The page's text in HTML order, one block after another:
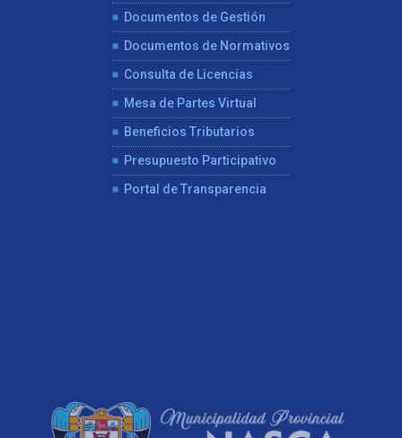
Documentos de Gestión
Documentos de Normativos
Consulta de Licencias
Mesa de Partes Virtual
Beneficios Tributarios
Presupuesto Participativo
Portal de Transparencia